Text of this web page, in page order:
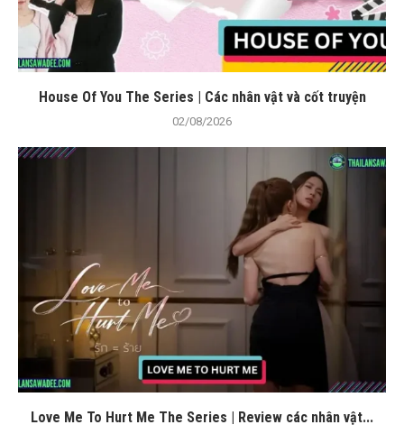
House Of You The Series | Các nhân vật và cốt truyện
02/08/2026
Love Me To Hurt Me The Series | Review các nhân vật...